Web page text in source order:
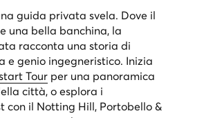
guida privata svela. Dove il
una bella banchina, la
racconta una storia di
e genio ingegneristico. Inizia
Tour per una panoramica
città, o esplora i
con il Notting Hill, Portobello &